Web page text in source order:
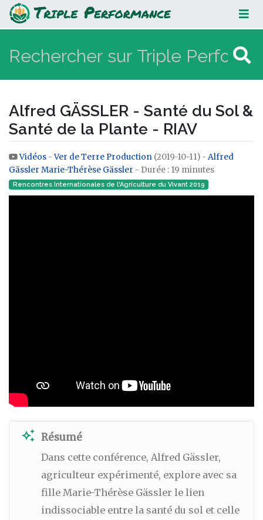
Alfred GÄSSLER - Santé du Sol &
Santé de la Plante - RIAV
Alfred GÄSSLER - Santé du Sol &
Santé de la Plante - RIAV
Aller à :navigation,rechercher
Vidéos -Ver de Terre Production (2019-10-11) - Alfred
Gässler Marie-Thérèse Gässler - Durée : 19 minutes
Rencontres Internationales de l'Agriculture du Vivant 2019
auto_awesome Résumé
Dans cette conférence, Alfred Gässler,
agriculteur expérimenté, explore avec sa
fille Marie-Thérèse Gässler le lien
indissociable entre la santé du sol et celle